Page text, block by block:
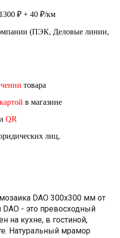
1300 ₽ + 40 ₽/км
(ПЭК, Деловые линии,
товара
в магазине
QR
лиц,
DAO 300x300 мм от
DAO - это превосходный
на кухне, в гостиной,
Натуральный мрамор